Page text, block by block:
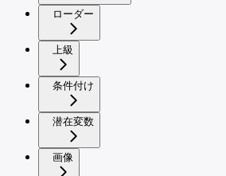
ローダー
上級
条件付け
潜在変数
画像